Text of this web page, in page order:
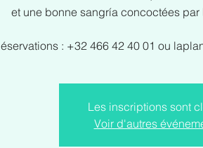
et une bonne sangría concoctées
: +32 466 42 40 01 ou
Les inscriptions sont
Voir d'autres